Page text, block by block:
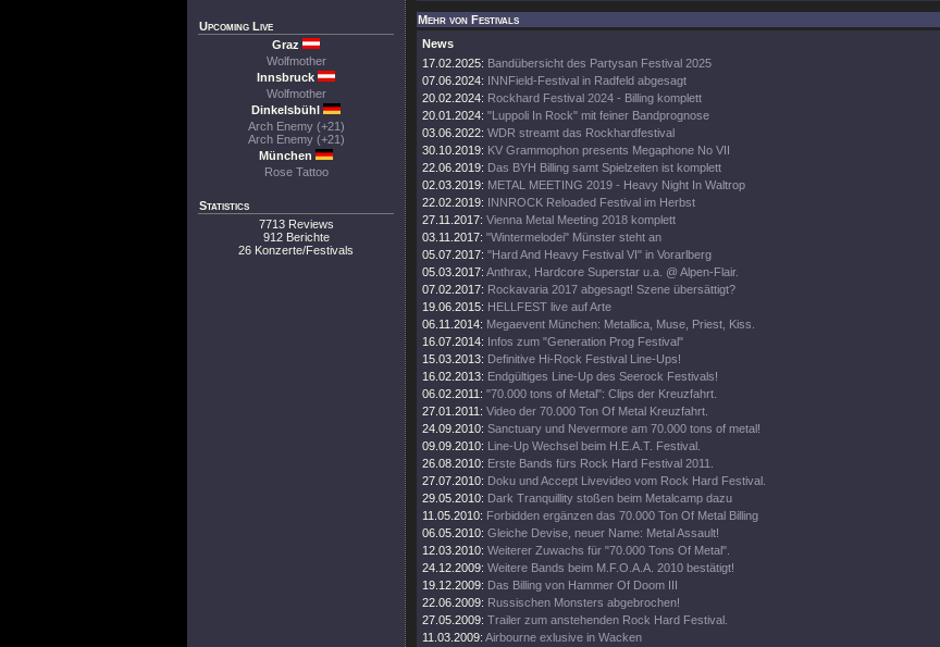
Upcoming Live
Graz
Wolfmother
Innsbruck
Wolfmother
Dinkelsbühl
Arch Enemy (+21)
Arch Enemy (+21)
München
Rose Tattoo
Statistics
7713 Reviews
912 Berichte
26 Konzerte/Festivals
Mehr von Festivals
News
17.02.2025: Bandübersicht des Partysan Festival 2025
07.06.2024: INNField-Festival in Radfeld abgesagt
20.02.2024: Rockhard Festival 2024 - Billing komplett
20.01.2024: "Luppoli In Rock" mit feiner Bandprognose
03.06.2022: WDR streamt das Rockhardfestival
30.10.2019: KV Grammophon presents Megaphone No VII
22.06.2019: Das BYH Billing samt Spielzeiten ist komplett
02.03.2019: METAL MEETING 2019 - Heavy Night In Waltrop
22.02.2019: INNROCK Reloaded Festival im Herbst
27.11.2017: Vienna Metal Meeting 2018 komplett
03.11.2017: "Wintermelodei" Münster steht an
05.07.2017: "Hard And Heavy Festival VI" in Vorarlberg
05.03.2017: Anthrax, Hardcore Superstar u.a. @ Alpen-Flair.
07.02.2017: Rockavaria 2017 abgesagt! Szene übersättigt?
19.06.2015: HELLFEST live auf Arte
06.11.2014: Megaevent München: Metallica, Muse, Priest, Kiss.
16.07.2014: Infos zum "Generation Prog Festival"
15.03.2013: Definitive Hi-Rock Festival Line-Ups!
16.02.2013: Endgültiges Line-Up des Seerock Festivals!
06.02.2011: "70.000 tons of Metal": Clips der Kreuzfahrt.
27.01.2011: Video der 70.000 Ton Of Metal Kreuzfahrt.
24.09.2010: Sanctuary und Nevermore am 70.000 tons of metal!
09.09.2010: Line-Up Wechsel beim H.E.A.T. Festival.
26.08.2010: Erste Bands fürs Rock Hard Festival 2011.
27.07.2010: Doku und Accept Livevideo vom Rock Hard Festival.
29.05.2010: Dark Tranquillity stoßen beim Metalcamp dazu
11.05.2010: Forbidden ergänzen das 70.000 Ton Of Metal Billing
06.05.2010: Gleiche Devise, neuer Name: Metal Assault!
12.03.2010: Weiterer Zuwachs für "70.000 Tons Of Metal".
24.12.2009: Weitere Bands beim M.F.O.A.A. 2010 bestätigt!
19.12.2009: Das Billing von Hammer Of Doom III
22.06.2009: Russischen Monsters abgebrochen!
27.05.2009: Trailer zum anstehenden Rock Hard Festival.
11.03.2009: Airbourne exlusive in Wacken